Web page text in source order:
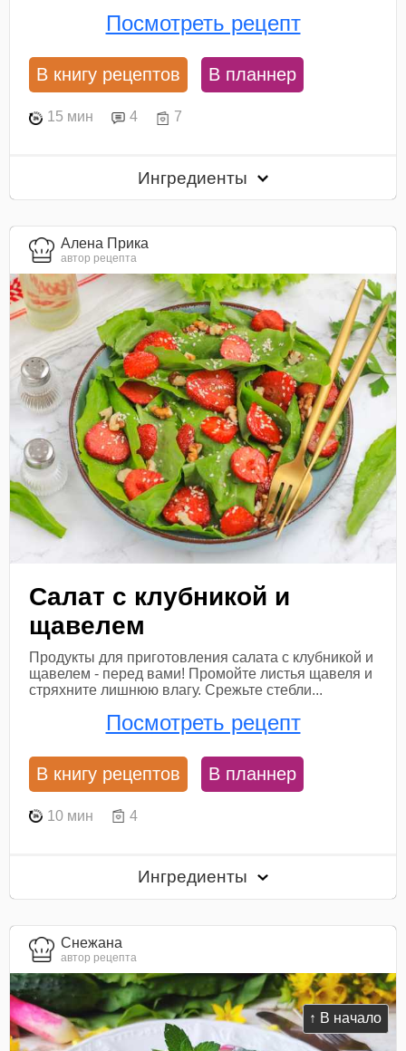
↑ В начало
Посмотреть рецепт
В книгу рецептов В планнер
15 мин 4 7
Ингредиенты
Алена Прика
автор рецепта
Салат с клубникой и
щавелем
Продукты для приготовления салата с клубникой и
щавелем - перед вами! Промойте листья щавеля и
стряхните лишнюю влагу. Срежьте стебли...
Посмотреть рецепт
В книгу рецептов В планнер
10 мин 4
Ингредиенты
Снежана
автор рецепта